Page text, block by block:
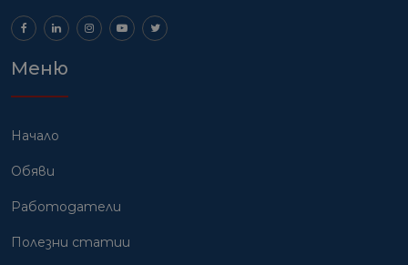
Меню
Начало
Обяви
Работодатели
Полезни статии